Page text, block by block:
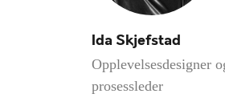
Ida Skjefstad
Opplevelsesdesigner
prosessleder